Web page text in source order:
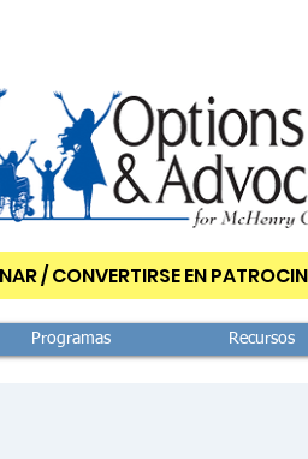
/ CONVERTIRSE EN
Programas Recursos